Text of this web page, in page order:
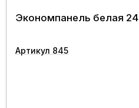
Экономпанель белая
Артикул 845